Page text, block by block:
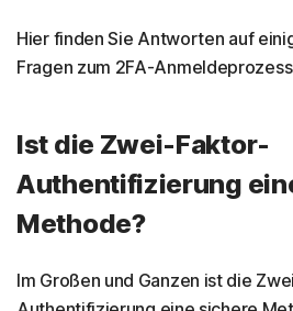
Hier finden Sie Antworten auf
Fragen zum 2FA-
Ist die Zwei-Faktor-
Authentifizierung
Methode?
Im Großen und Ganzen ist die